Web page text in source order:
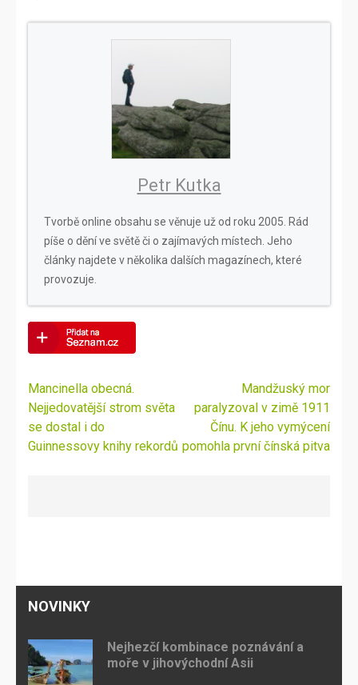
Petr Kutka
Tvorbě online obsahu se věnuje už od roku 2005. Rád
píše o dění ve světě či o zajímavých místech. Jeho
články najdete v několika dalších magazínech, které
provozuje.
Navigace
pro
příspěvek
Mancinella obecná.
Nejjedovatější strom světa
se dostal i do
Guinnessovy knihy rekordů
Mandžuský mor
paralyzoval v zimě 1911
Čínu. K jeho vymýcení
pomohla první čínská pitva
NOVINKY
Nejhezčí kombinace poznávání a
moře v jihovýchodní Asii